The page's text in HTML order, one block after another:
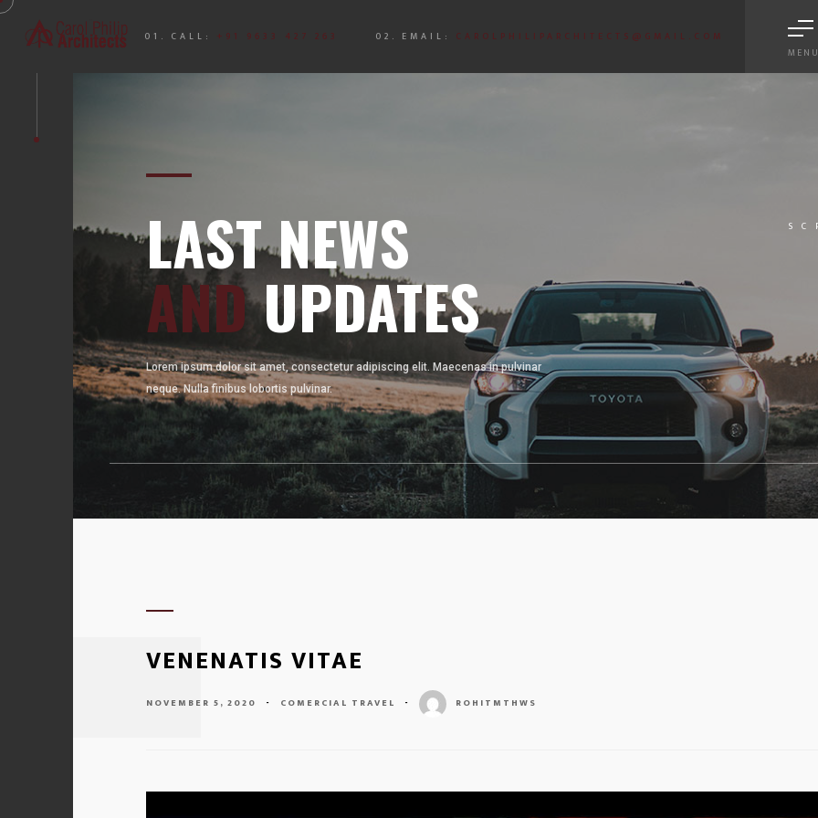
01. CALL: +91 9633 427 263 02. EMAIL: CAROLPHILIPARCHITECTS@GMAIL.COM
LAST NEWS
ANDUPDATES
Lorem ipsum dolor sit amet, consectetur adipiscing elit. Maecenas in pulvinar
neque. Nulla finibus lobortis pulvinar.
VENENATIS VITAE
NOVEMBER 5, 2020 - COMERCIAL TRAVEL - ROHITMTHWS